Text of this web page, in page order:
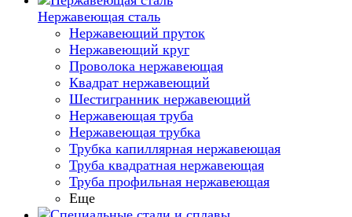
Нержавеющая сталь
Нержавеющий пруток
Нержавеющий круг
Проволока нержавеющая
Квадрат нержавеющий
Шестигранник нержавеющий
Нержавеющая труба
Нержавеющая трубка
Трубка капиллярная нержавеющая
Труба квадратная нержавеющая
Труба профильная нержавеющая
Еще